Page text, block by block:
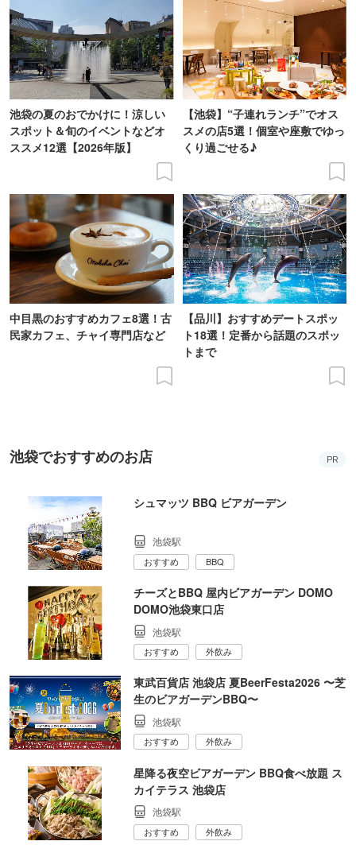
池袋の夏のおでかけに！涼しい
スポット＆旬のイベントなどオ
ススメ12選【2026年版】
【池袋】“子連れランチ”でオス
スメの店5選！個室や座敷でゆっ
くり過ごせる♪
中目黒のおすすめカフェ8選！古
民家カフェ、チャイ専門店など
【品川】おすすめデートスポッ
ト18選！定番から話題のスポッ
トまで
池袋でおすすめのお店 PR
シュマッツ BBQ ビアガーデン
池袋駅
おすすめ BBQ
チーズとBBQ 屋内ビアガーデン DOMO
DOMO池袋東口店
池袋駅
おすすめ 外飲み
東武百貨店 池袋店 夏BeerFesta2026 〜芝
生のビアガーデンBBQ〜
池袋駅
おすすめ 外飲み
星降る夜空ビアガーデン BBQ食べ放題 ス
カイテラス 池袋店
池袋駅
おすすめ 外飲み